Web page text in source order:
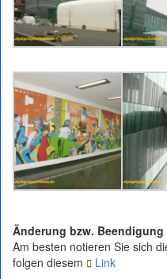
Änderung bzw. Beendigung
Am besten notieren Sie sich
folgen diesem
Link